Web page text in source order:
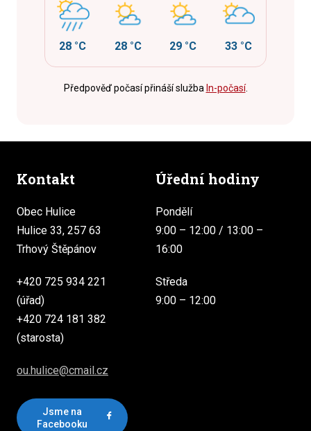
28 °C 28 °C 29 °C 33 °C
Předpověď počasí přináší služba In-počasí.
Kontakt
Obec Hulice
Hulice 33, 257 63
Trhový Štěpánov
+420 725 934 221
(úřad)
+420 724 181 382
(starosta)
ou.hulice@cmail.cz
Jsme na
Facebooku
Úřední hodiny
Pondělí
9:00 – 12:00 / 13:00 –
16:00
Středa
9:00 – 12:00